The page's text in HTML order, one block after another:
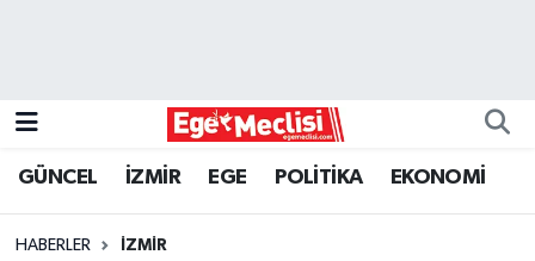
GÜNCEL İZMİR EGE POLİTİKA EKONOMİ
HABERLER İZMİR
GÜNCEL